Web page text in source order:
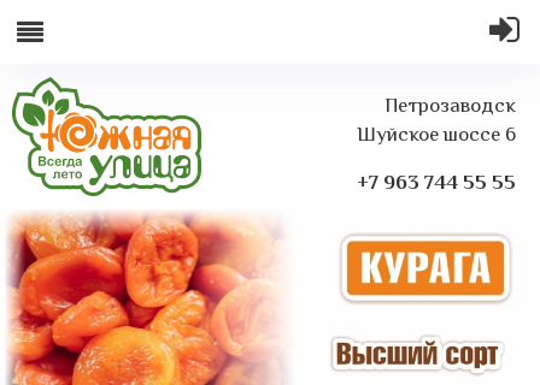
Петрозаводск
Шуйское шоссе 6
+7 963 744 55 55